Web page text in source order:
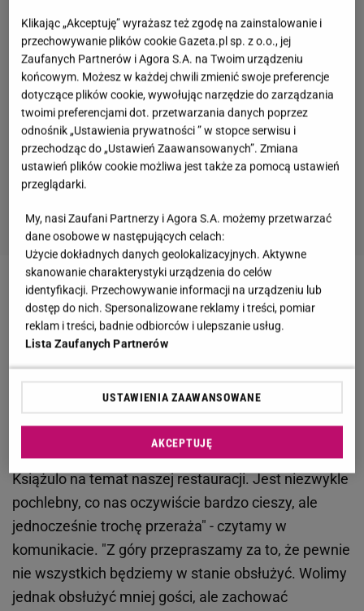
Zobacz wideoKlima o biznesach Friza i Chajzera.
Tak ocenia poziom w restauracji Wachowicz
Setki rezerwacji w restauracji po wizycie Książula.
Lokal pęka w szwach
Już wcześniej właściciele restauracji pisali o
sukcesie. "Właśnie ukazał się na YouTube filmik
Książulo na temat naszej restauracji. Jest niezwykle
pochlebny, co nas oczywiście bardzo cieszy, ale
jednocześnie trochę przeraża" - czytamy w
komunikacie. "Z góry przepraszamy za to, że pewnie
nie wszystkich będziemy w stanie obsłużyć. Wolimy
jednak obsłużyć mniej gości, ale zachować
Klikając „Akceptuję” wyrażasz też zgodę na zainstalowanie i
przechowywanie plików cookie Gazeta.pl sp. z o.o., jej
Zaufanych Partnerów i Agora S.A. na Twoim urządzeniu
końcowym. Możesz w każdej chwili zmienić swoje preferencje
dotyczące plików cookie, wywołując narzędzie do zarządzania
twoimi preferencjami dot. przetwarzania danych poprzez
odnośnik „Ustawienia prywatności ” w stopce serwisu i
przechodząc do „Ustawień Zaawansowanych”. Zmiana
ustawień plików cookie możliwa jest także za pomocą ustawień
przeglądarki.
My, nasi Zaufani Partnerzy i Agora S.A. możemy przetwarzać
dane osobowe w następujących celach:
Użycie dokładnych danych geolokalizacyjnych. Aktywne
skanowanie charakterystyki urządzenia do celów
identyfikacji. Przechowywanie informacji na urządzeniu lub
dostęp do nich. Spersonalizowane reklamy i treści, pomiar
reklam i treści, badnie odbiorców i ulepszanie usług.
Lista Zaufanych Partnerów
USTAWIENIA ZAAWANSOWANE
AKCEPTUJĘ